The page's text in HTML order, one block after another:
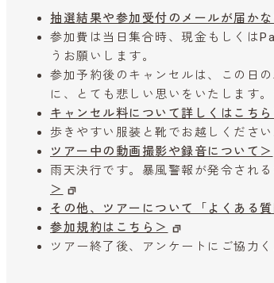
抽選結果や参加受付のメールが届か
参加費は当日集合時、現金もしくは
うお願いします。
参加予約後のキャンセルは、この日
に、とても悲しい思いをいたします
キャンセル料について詳しくはこちら
歩きやすい服装と靴でお越しください
ツアー中の動画撮影や録音について＞
雨天決行です。暴風警報が発令され
＞
その他、ツアーについて「よくある
参加規約はこちら＞
ツアー終了後、アンケートにご協力く